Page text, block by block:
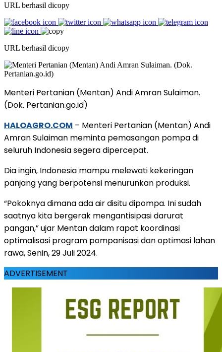
URL berhasil dicopy
URL berhasil dicopy
Menteri Pertanian (Mentan) Andi Amran Sulaiman.
(Dok. Pertanian.go.id)
HALOAGRO.COM – Menteri Pertanian (Mentan) Andi
Amran Sulaiman meminta pemasangan pompa di
seluruh Indonesia segera dipercepat.
Dia ingin, Indonesia mampu melewati kekeringan
panjang yang berpotensi menurunkan produksi.
“Pokoknya dimana ada air disitu dipompa. Ini sudah
saatnya kita bergerak mengantisipasi darurat
pangan,” ujar Mentan dalam rapat koordinasi
optimalisasi program pompanisasi dan optimasi lahan
rawa, Senin, 29 Juli 2024.
ADVERTISEMENT